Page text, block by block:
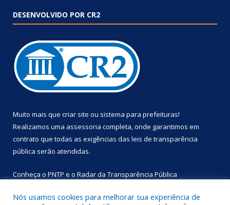
DESENVOLVIDO POR CR2
Muito mais que criar site ou sistema para prefeituras!
Realizamos uma assessoria completa, onde garantimos em
contrato que todas as exigências das leis de transparência
pública serão atendidas.
Conheça o PNTP e o Radar da Transparência Pública
Nós usamos cookies para melhorar sua experiência de